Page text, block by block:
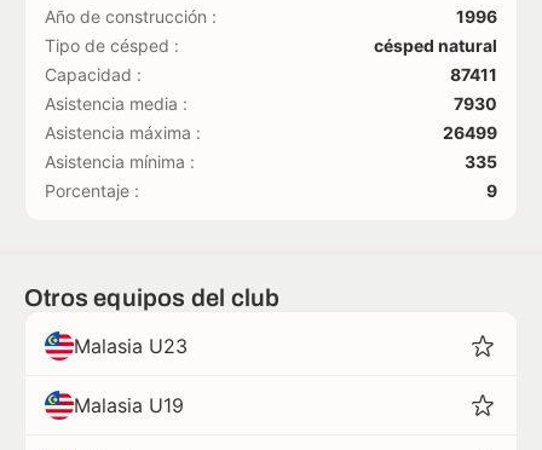
Año de construcción :
1996
Tipo de césped :
césped natural
Capacidad :
87411
Asistencia media :
7930
Asistencia máxima :
26499
Asistencia mínima :
335
Porcentaje :
9
Otros equipos del club
Malasia U23
Malasia U19